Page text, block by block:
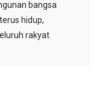
bangsa
hidup,
rakyat